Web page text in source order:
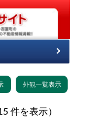
（ 1 〜 15 件を表示）